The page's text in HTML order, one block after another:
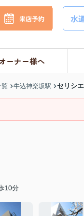
来店予約 水
ーナー様へ
牛込神楽坂駅 セリシ
10分